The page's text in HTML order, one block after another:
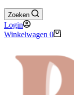
Zoeken
Login
Winkelwagen 0